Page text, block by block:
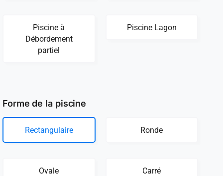
Piscine à
Débordement
partiel
Piscine Lagon
Forme de la piscine
Rectangulaire Ronde
Ovale Carré